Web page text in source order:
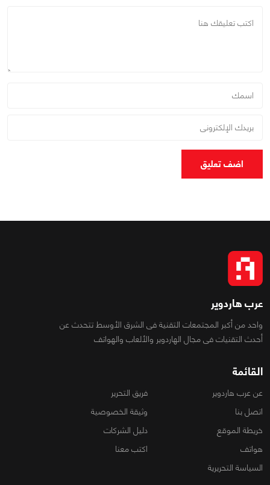
اضف تعليق
عرب هاردوير
واحد من أكبر المجتمعات التقنية فى الشرق الأوسط تتحدث عن
أحدث التقنيات فى مجال الهاردوير والألعاب والهواتف
القائمة
عن عرب هاردوير
فريق التحرير
اتصل بنا
وثيقة الخصوصية
خريطة الموقع
دليل الشركات
هواتف
اكتب معنا
السياسة التحريرية